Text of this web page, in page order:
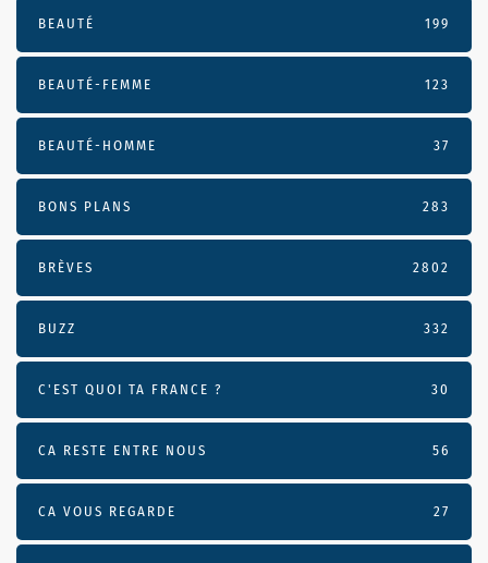
BEAUTÉ 199
BEAUTÉ-FEMME 123
BEAUTÉ-HOMME 37
BONS PLANS 283
BRÈVES 2802
BUZZ 332
C'EST QUOI TA FRANCE ? 30
CA RESTE ENTRE NOUS 56
CA VOUS REGARDE 27